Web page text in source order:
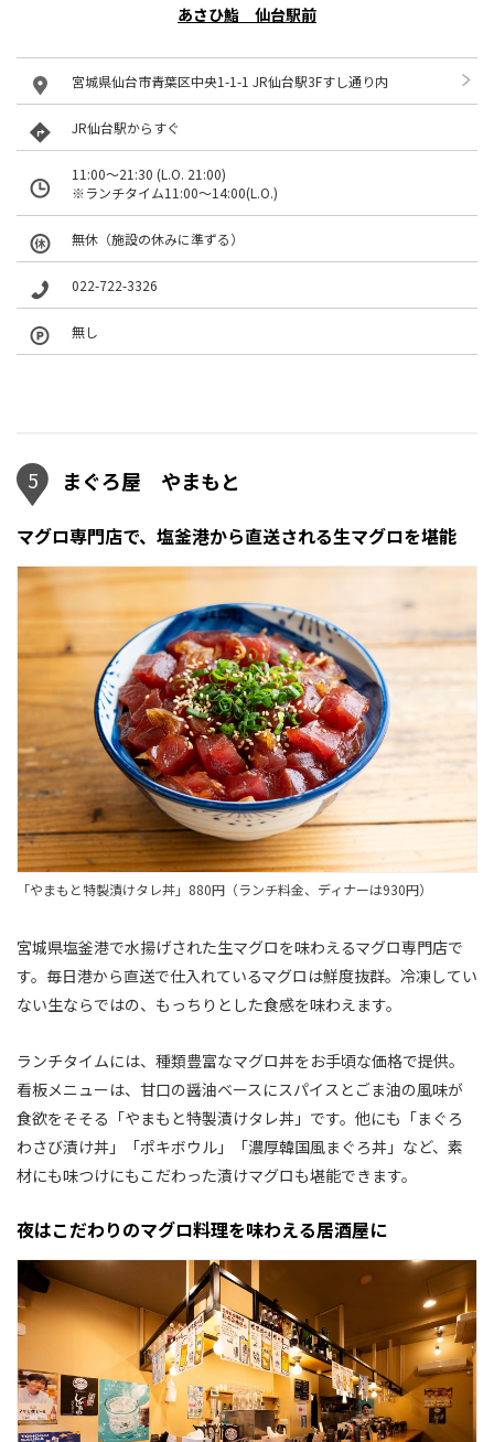
あさひ鮨 仙台駅前
宮城県仙台市青葉区中央1-1-1 JR仙台駅3Fすし通り内
JR仙台駅からすぐ
11:00～21:30 (L.O. 21:00)
※ランチタイム11:00～14:00(L.O.)
無休（施設の休みに準ずる）
022-722-3326
無し
5 まぐろ屋 やまもと
マグロ専門店で、塩釜港から直送される生マグロを堪能
「やまもと特製漬けタレ丼」880円（ランチ料金、ディナーは930円）
宮城県塩釜港で水揚げされた生マグロを味わえるマグロ専門店で
す。毎日港から直送で仕入れているマグロは鮮度抜群。冷凍してい
ない生ならではの、もっちりとした食感を味わえます。
ランチタイムには、種類豊富なマグロ丼をお手頃な価格で提供。
看板メニューは、甘口の醤油ベースにスパイスとごま油の風味が
食欲をそそる「やまもと特製漬けタレ丼」です。他にも「まぐろ
わさび漬け丼」「ポキボウル」「濃厚韓国風まぐろ丼」など、素
材にも味つけにもこだわった漬けマグロも堪能できます。
夜はこだわりのマグロ料理を味わえる居酒屋に